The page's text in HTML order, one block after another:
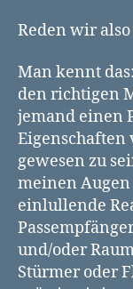
Reden wir
Man kennt
den richtigen
jemand einen
Eigenschaften
gewesen zu
meinen
einlullende
und/oder
Stürmer oder